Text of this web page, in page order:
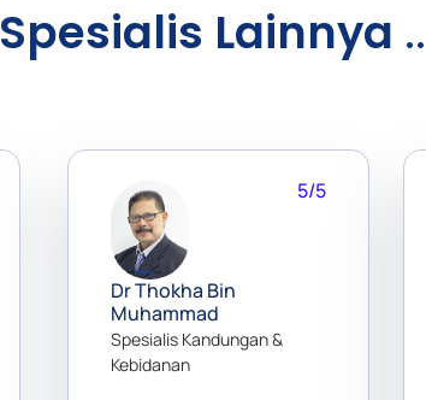
Spesialis Lainnya ..
5/5
Dr Thokha Bin
Muhammad
Spesialis Kandungan &
Kebidanan